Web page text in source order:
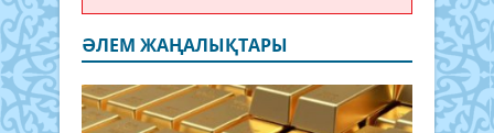
ӘЛЕМ ЖАҢАЛЫҚТАРЫ